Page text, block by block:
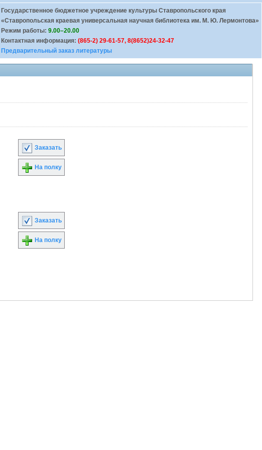
Государственное бюджетное учреждение культуры Ставропольского края
«Ставропольская краевая универсальная научная библиотека им. М. Ю. Лермонтова»
Режим работы: 9.00–20.00
Контактная информация: (865-2) 29-61-57, 8(8652)24-32-47
Предварительный заказ литературы
Заказать
На полку
Заказать
На полку